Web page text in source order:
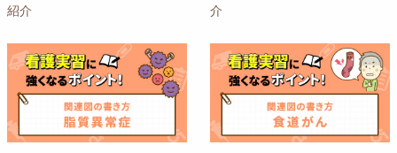
紹介
介